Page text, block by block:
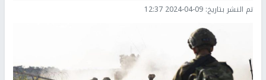
تم النشر بتاريخ: 2024-04-09 12:37